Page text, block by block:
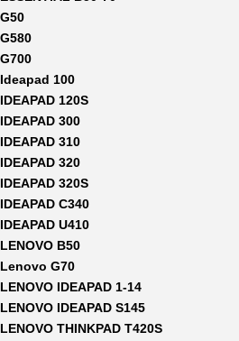
G50
G580
G700
Ideapad 100
IDEAPAD 120S
IDEAPAD 300
IDEAPAD 310
IDEAPAD 320
IDEAPAD 320S
IDEAPAD C340
IDEAPAD U410
LENOVO B50
Lenovo G70
LENOVO IDEAPAD 1-14
LENOVO IDEAPAD S145
LENOVO THINKPAD T420S